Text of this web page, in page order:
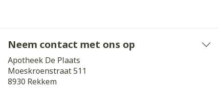
Neem contact met ons op
Apotheek De Plaats
Moeskroenstraat 511
8930 Rekkem